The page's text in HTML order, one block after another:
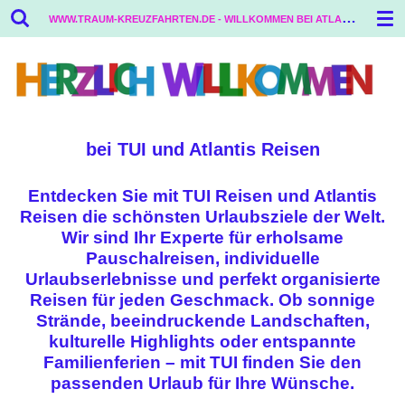
Zum
Hauptinhalt
springen
W
WW.TRAUM-KREUZFAHRTEN.DE - WILLKOMMEN BEI ATLANTIS REISEN
bei TUI und Atlantis Reisen
Entdecken Sie mit TUI Reisen und Atlantis
Reisen die schönsten Urlaubsziele der Welt.
Wir sind Ihr Experte für erholsame
Pauschalreisen, individuelle
Urlaubserlebnisse und perfekt organisierte
Reisen für jeden Geschmack. Ob sonnige
Strände, beeindruckende Landschaften,
kulturelle Highlights oder entspannte
Familienferien – mit TUI finden Sie den
passenden Urlaub für Ihre Wünsche.